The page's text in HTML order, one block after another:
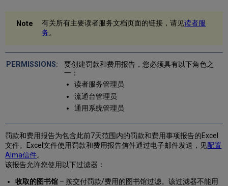
有关所有主要读者服务文档页面的链接，请见读者服
务。
要创建罚款和费用报告，您必须具有以下角色之
一：
读者服务管理员
流通台管理员
通用系统管理员
罚款和费用报告为包含此前7天范围内的罚款和费用事项报告的Excel
文件。Excel文件使用罚款和费用报告信件通过电子邮件发送，见配置
Alma信件。
该报告允许您使用以下过滤器：
收取的图书馆– 按交付罚款/费用的图书馆过滤。该过滤器不能用